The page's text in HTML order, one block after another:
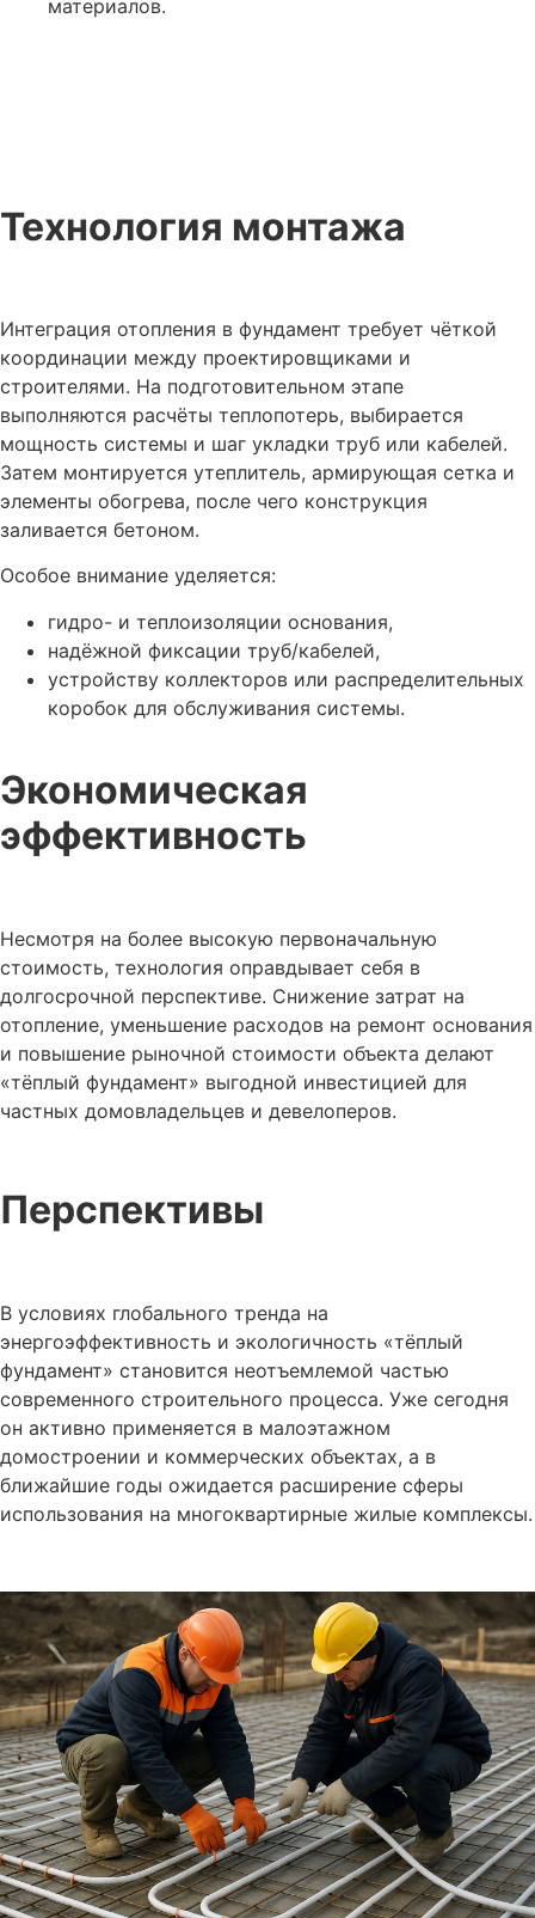
материалов.
Технология монтажа
Интеграция отопления в фундамент требует чёткой
координации между проектировщиками и
строителями. На подготовительном этапе
выполняются расчёты теплопотерь, выбирается
мощность системы и шаг укладки труб или кабелей.
Затем монтируется утеплитель, армирующая сетка и
элементы обогрева, после чего конструкция
заливается бетоном.
Особое внимание уделяется:
гидро- и теплоизоляции основания,
надёжной фиксации труб/кабелей,
устройству коллекторов или распределительных
коробок для обслуживания системы.
Экономическая
эффективность
Несмотря на более высокую первоначальную
стоимость, технология оправдывает себя в
долгосрочной перспективе. Снижение затрат на
отопление, уменьшение расходов на ремонт основания
и повышение рыночной стоимости объекта делают
«тёплый фундамент» выгодной инвестицией для
частных домовладельцев и девелоперов.
Перспективы
В условиях глобального тренда на
энергоэффективность и экологичность «тёплый
фундамент» становится неотъемлемой частью
современного строительного процесса. Уже сегодня
он активно применяется в малоэтажном
домостроении и коммерческих объектах, а в
ближайшие годы ожидается расширение сферы
использования на многоквартирные жилые комплексы.